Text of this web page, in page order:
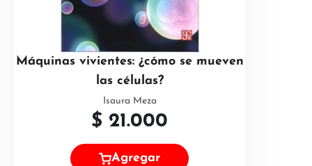
Máquinas vivientes: ¿cómo se mueven
las células?
Isaura Meza
$ 21.000
Agregar